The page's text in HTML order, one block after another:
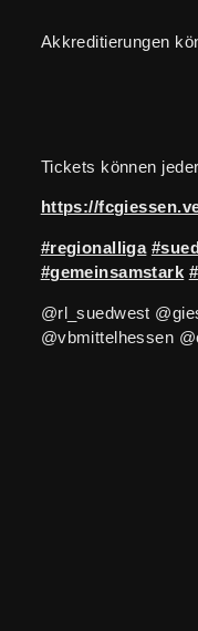
Akkreditierungen
Tickets können
https://
#regionalliga
#gemeinsamstark
@rl_suedwest
@vbmittelhessen